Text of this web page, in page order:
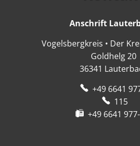
Anschrift
Vogelsbergkreis • Der
Goldhelg 20
36341
+49 6641
115
+49 6641